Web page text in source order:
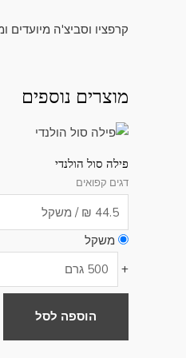
קרפציו וסביצ'ה מיועדים
מוצרים נוספים
פילה סול הולנדי
דגים קפואים
משקל
+
הוספה לסל